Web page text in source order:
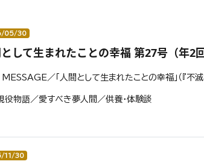
05/30
して生まれたことの幸福 第27号（年2回
MESSAGE／「人間として生まれたことの幸福」（『不
役物語／愛すべき夢人間／供養・体験談
11/30